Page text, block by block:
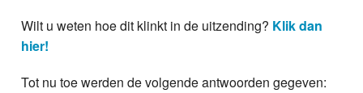
Wilt u weten hoe dit klinkt in de uitzending? Klik dan
hier!
Tot nu toe werden de volgende antwoorden gegeven: